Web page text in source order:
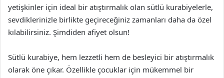
yetişkinler için ideal bir atıştırmalık olan sütlü kurabiyelerle,
sevdiklerinizle birlikte geçireceğiniz zamanları daha da özel
kılabilirsiniz. Şimdiden afiyet olsun!
Sütlü kurabiye, hem lezzetli hem de besleyici bir atıştırmalık
olarak öne çıkar. Özellikle çocuklar için mükemmel bir